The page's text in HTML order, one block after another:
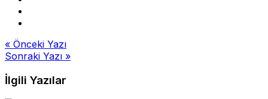
Yazı
gezinmesi
« Önceki Yazı
Sonraki Yazı »
İlgili Yazılar